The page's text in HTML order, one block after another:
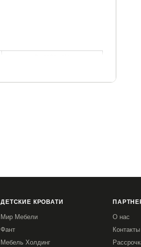
ДЕТСКИЕ КРОВАТИ
Мир Мебели
Фант
Мебель Холдинг
О нас
Контакты